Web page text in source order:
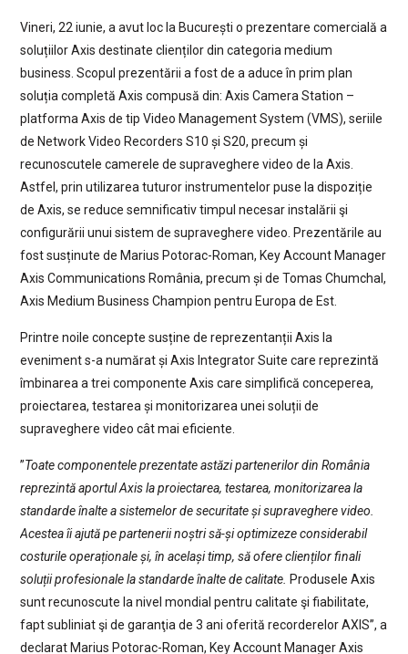
Vineri, 22 iunie, a avut loc la București o prezentare comercială a
soluțiilor Axis destinate clienților din categoria medium
business. Scopul prezentării a fost de a aduce în prim plan
soluția completă Axis compusă din: Axis Camera Station –
platforma Axis de tip Video Management System (VMS), seriile
de Network Video Recorders S10 și S20, precum și
recunoscutele camerele de supraveghere video de la Axis.
Astfel, prin utilizarea tuturor instrumentelor puse la dispoziție
de Axis, se reduce semnificativ timpul necesar instalării şi
configurării unui sistem de supraveghere video. Prezentările au
fost susținute de Marius Potorac-Roman, Key Account Manager
Axis Communications România, precum și de Tomas Chumchal,
Axis Medium Business Champion pentru Europa de Est.
Printre noile concepte susține de reprezentanții Axis la
eveniment s-a numărat și Axis Integrator Suite care reprezintă
îmbinarea a trei componente Axis care simplifică conceperea,
proiectarea, testarea și monitorizarea unei soluții de
supraveghere video cât mai eficiente.
”Toate componentele prezentate astăzi partenerilor din România
reprezintă aportul Axis la proiectarea, testarea, monitorizarea la
standarde înalte a sistemelor de securitate și supraveghere video.
Acestea îi ajută pe partenerii noștri să-și optimizeze considerabil
costurile operaționale și, în același timp, să ofere clienților finali
soluții profesionale la standarde înalte de calitate. Produsele Axis
sunt recunoscute la nivel mondial pentru calitate şi fiabilitate,
fapt subliniat şi de garanţia de 3 ani oferită recorderelor AXIS”, a
declarat Marius Potorac-Roman, Key Account Manager Axis